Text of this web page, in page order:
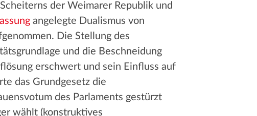
der Weimarer Republik und
angelegte Dualismus von
Die Stellung des
und die Beschneidung
erschwert und sein Einfluss auf
das Grundgesetz die
des Parlaments gestürzt
wählt (konstruktives